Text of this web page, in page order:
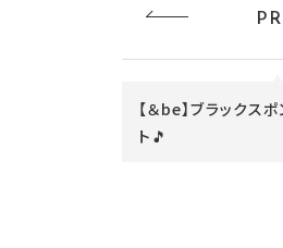
【＆be】ブラックス
ト🎵